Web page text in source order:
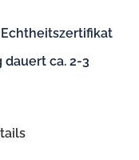
dauert ca. 2-3